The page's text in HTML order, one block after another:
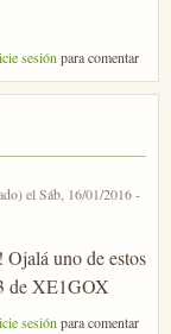
sesión para comentar
elSáb, 16/01/2016 -
Ojalá uno de estos
de XE1GOX
sesiónpara comentar